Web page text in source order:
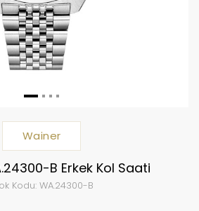
Wainer
B Erkek Kol Saati
Kodu:WA.24300-B